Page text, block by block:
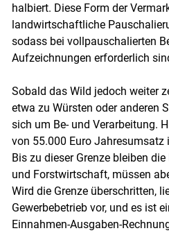
Skip to
halbiert. Diese Form der
landwirtschaftliche
sodass bei vollpauschalierten
Aufzeichnungen erforderlich
Sobald das Wild jedoch weiter
etwa zu Würsten oder anderen
sich um Be- und Verarbeitung.
von 55.000 Euro Jahresumsatz
Bis zu dieser Grenze bleiben
und Forstwirtschaft, müssen
Wird die Grenze überschritten,
Gewerbebetrieb vor, und es ist
Einnahmen-Ausgaben-